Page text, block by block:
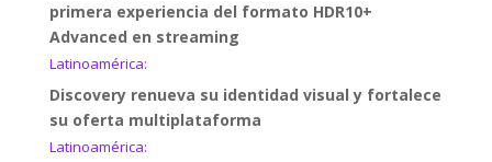
primera experiencia del formato HDR10+
Advanced en streaming
Latinoamérica:
Discovery renueva su identidad visual y fortalece
su oferta multiplataforma
Latinoamérica: